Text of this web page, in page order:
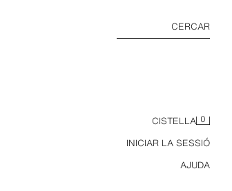
CERCAR
CISTELLA 0
INICIAR LA SESSIÓ
AJUDA